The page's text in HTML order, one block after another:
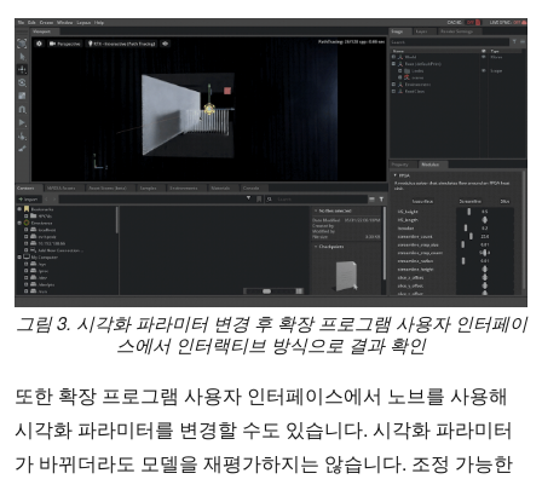
그림 3. 시각화 파라미터 변경 후 확장 프로그램 사용자 인터페이
스에서 인터랙티브 방식으로 결과 확인
또한 확장 프로그램 사용자 인터페이스에서 노브를 사용해
시각화 파라미터를 변경할 수도 있습니다. 시각화 파라미터
가 바뀌더라도 모델을 재평가하지는 않습니다. 조정 가능한